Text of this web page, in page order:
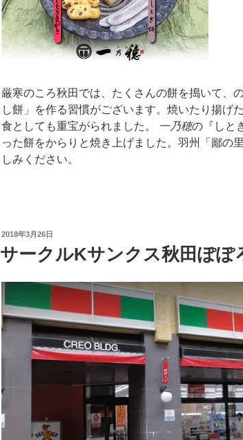
厳寒のころ秋田では、たくさんの餅を搗いて、
し餅」を作る習慣がございます。焼いたり揚げ
食としても重宝がられました。
一乃穂の『しと
った餅をからりと焼き上げました。羽州「鄙の
しみください。
投
日:
2018年3月26日
サークルKサンクス秋田ぽぽ